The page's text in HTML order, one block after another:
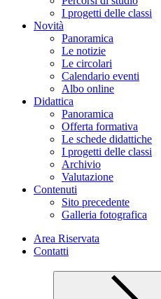
I progetti delle classi
Novità
Panoramica
Le notizie
Le circolari
Calendario eventi
Albo online
Didattica
Panoramica
Offerta formativa
Le schede didattiche
I progetti delle classi
Archivio
Valutazione
Contenuti
Sito precedente
Galleria fotografica
Area Riservata
Contatti